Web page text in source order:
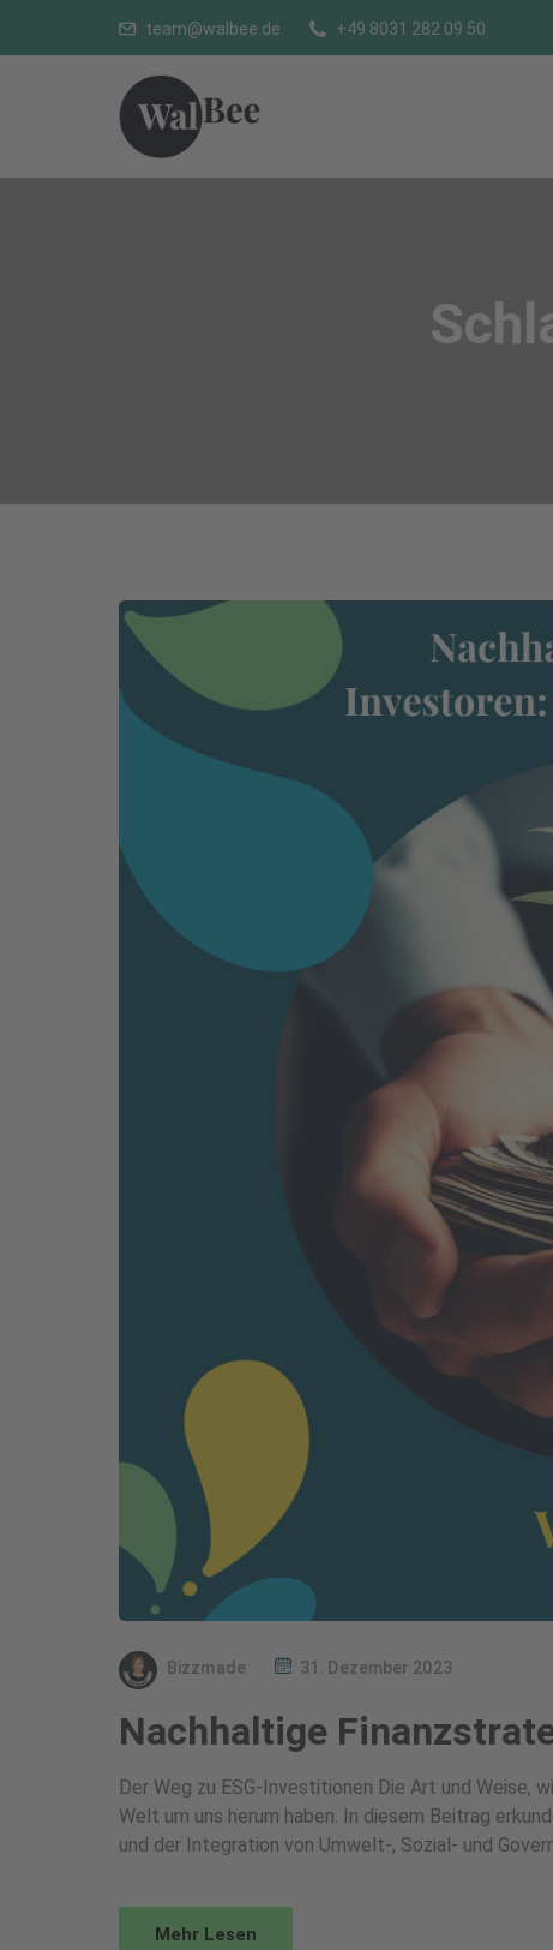
team@walbee.de +49 8031 282 09 50
Bizzmade 31. Dezember 2023
Nachhaltige
Der Weg zu ESG-Investitionen Die Art und Weise,
Welt um uns herum haben. In diesem Beitrag
und der Integration von Umwelt-, Sozial- und
Mehr Lesen